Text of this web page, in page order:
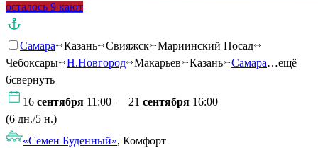
осталось 9 кают
Самара Казань Свияжск
Мариинский Посад
Чебоксары
Н.Новгород Макарьев Казань Самара…ещё
6свернуть
16 сентября 11:00 — 21 сентября 16:00
(6 дн./5 н.)
«Семен Буденный», Комфорт